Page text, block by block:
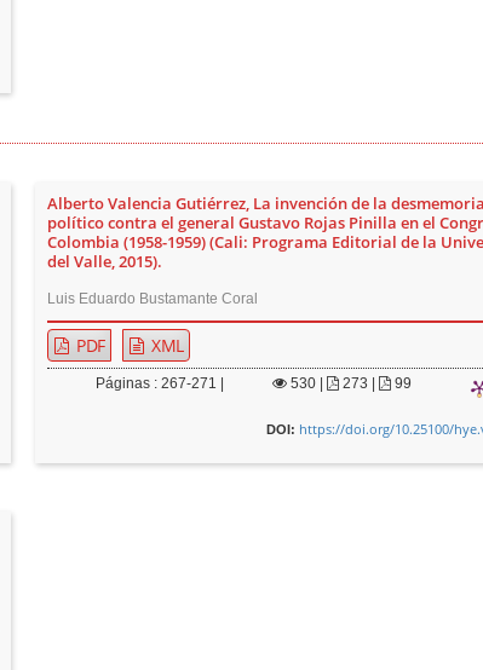
Alberto Valencia Gutiérrez, La invención de la
político contra el general Gustavo Rojas Pinilla en el
Colombia (1958-1959) (Cali: Programa Editorial de la
del Valle, 2015).
Luis Eduardo Bustamante Coral
PDF XML
Páginas : 267-271 | 530| 273 | 99
DOI: https://doi.org/10.25100/